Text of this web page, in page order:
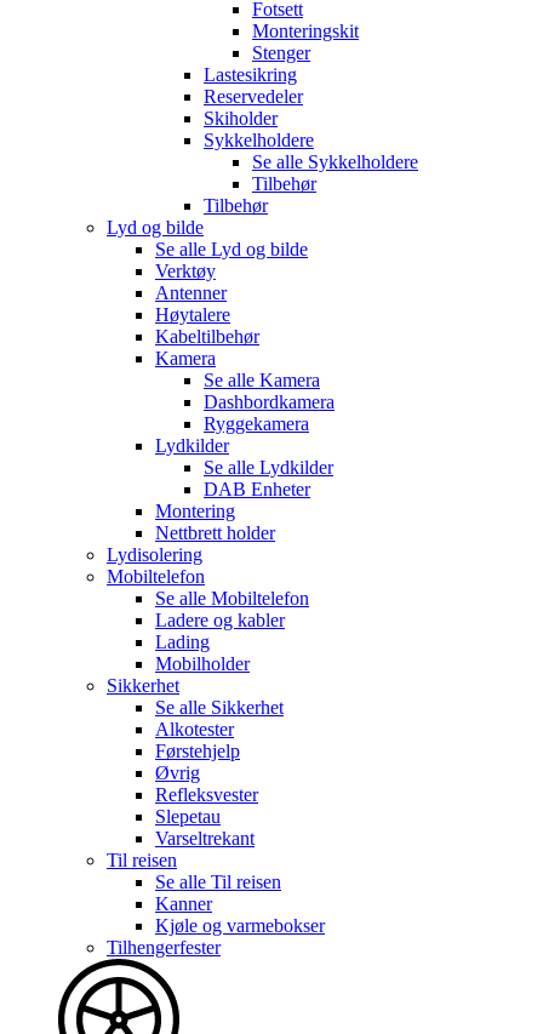
Fotsett
Monteringskit
Stenger
Lastesikring
Reservedeler
Skiholder
Sykkelholdere
Se alle Sykkelholdere
Tilbehør
Tilbehør
Lyd og bilde
Se alle Lyd og bilde
Verktøy
Antenner
Høytalere
Kabeltilbehør
Kamera
Se alle Kamera
Dashbordkamera
Ryggekamera
Lydkilder
Se alle Lydkilder
DAB Enheter
Montering
Nettbrett holder
Lydisolering
Mobiltelefon
Se alle Mobiltelefon
Ladere og kabler
Lading
Mobilholder
Sikkerhet
Se alle Sikkerhet
Alkotester
Førstehjelp
Øvrig
Refleksvester
Slepetau
Varseltrekant
Til reisen
Se alle Til reisen
Kanner
Kjøle og varmebokser
Tilhengerfester